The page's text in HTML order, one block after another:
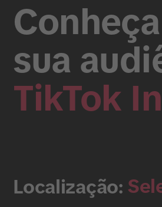
sua
TikTok
Localização: